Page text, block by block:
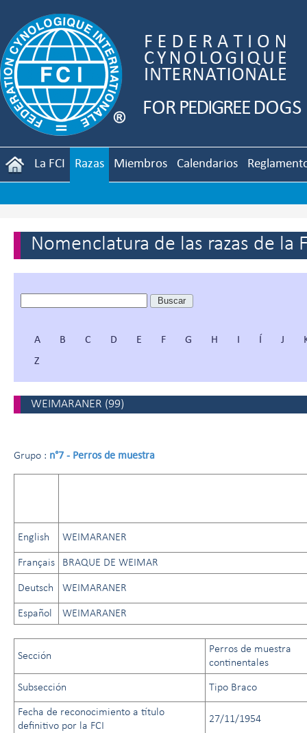
La FCI Razas Miembros Calendarios
Nomenclatura de las razas de la
A B C D E F G H I Í J
Z
WEIMARANER (99)
Grupo : n°7 - Perros de muestra
English WEIMARANER
Français BRAQUE DE WEIMAR
Deutsch WEIMARANER
Español WEIMARANER
Sección
Perros de muestra
continentales
Subsección Tipo Braco
Fecha de reconocimiento a título
definitivo por la FCI
27/11/1954